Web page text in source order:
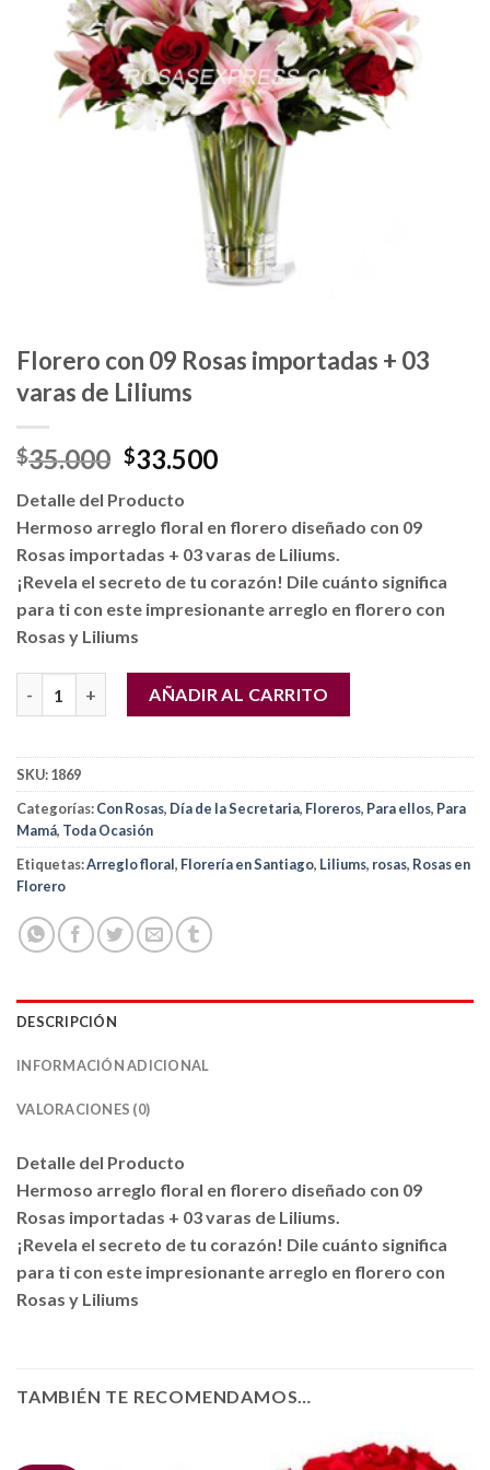
Florero con 09 Rosas importadas + 03
varas de Liliums
$35.000 $33.500
Detalle del Producto
Hermoso arreglo floral en florero diseñado con 09
Rosas importadas + 03 varas de Liliums.
¡Revela el secreto de tu corazón! Dile cuánto significa
para ti con este impresionante arreglo en florero con
Rosas y Liliums
Florero con 09 Rosas importadas + 03 varas de Liliums cantidad
AÑADIR AL CARRITO
SKU:1869
Categorías:Con Rosas, Día de la Secretaria, Floreros, Para ellos, Para
Mamá, Toda Ocasión
Etiquetas:Arreglo floral, Florería en Santiago, Liliums, rosas, Rosas en
Florero
DESCRIPCIÓN
INFORMACIÓN ADICIONAL
VALORACIONES (0)
Detalle del Producto
Hermoso arreglo floral en florero diseñado con 09
Rosas importadas + 03 varas de Liliums.
¡Revela el secreto de tu corazón! Dile cuánto significa
para ti con este impresionante arreglo en florero con
Rosas y Liliums
TAMBIÉN TE RECOMENDAMOS…